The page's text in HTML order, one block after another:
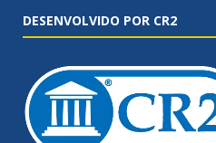
DESENVOLVIDO POR CR2